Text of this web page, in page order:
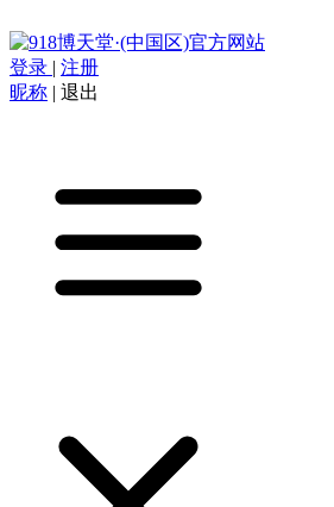
登录 | 注册
昵称 | 退出